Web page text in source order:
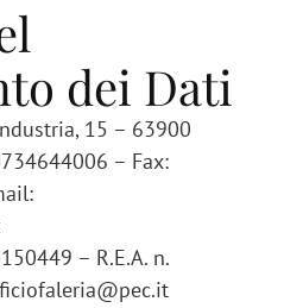
dei Dati
15 – 63900
– Fax:
– R.E.A. n.